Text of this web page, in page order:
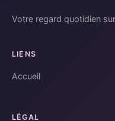
Votre regard quotidien
LIENS
Accueil
LÉGAL